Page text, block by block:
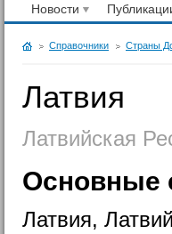
Новости
Справочники Страны
Латвия
Латвийская
Основные
Латвия,